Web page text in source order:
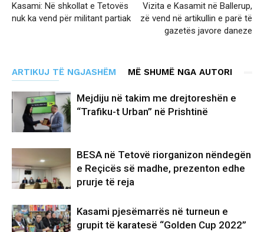
Kasami: Në shkollat e Tetovës
nuk ka vend për militant partiak
Vizita e Kasamit në Ballerup,
zë vend në artikullin e parë të
gazetës javore daneze
ARTIKUJ TË NGJASHËM MË SHUMË NGA AUTORI
Mejdiju në takim me drejtoreshën e
“Trafiku-t Urban” në Prishtinë
BESA në Tetovë riorganizon nëndegën
e Reçicës së madhe, prezenton edhe
prurje të reja
Kasami pjesëmarrës në turneun e
grupit të karatesë “Golden Cup 2022”